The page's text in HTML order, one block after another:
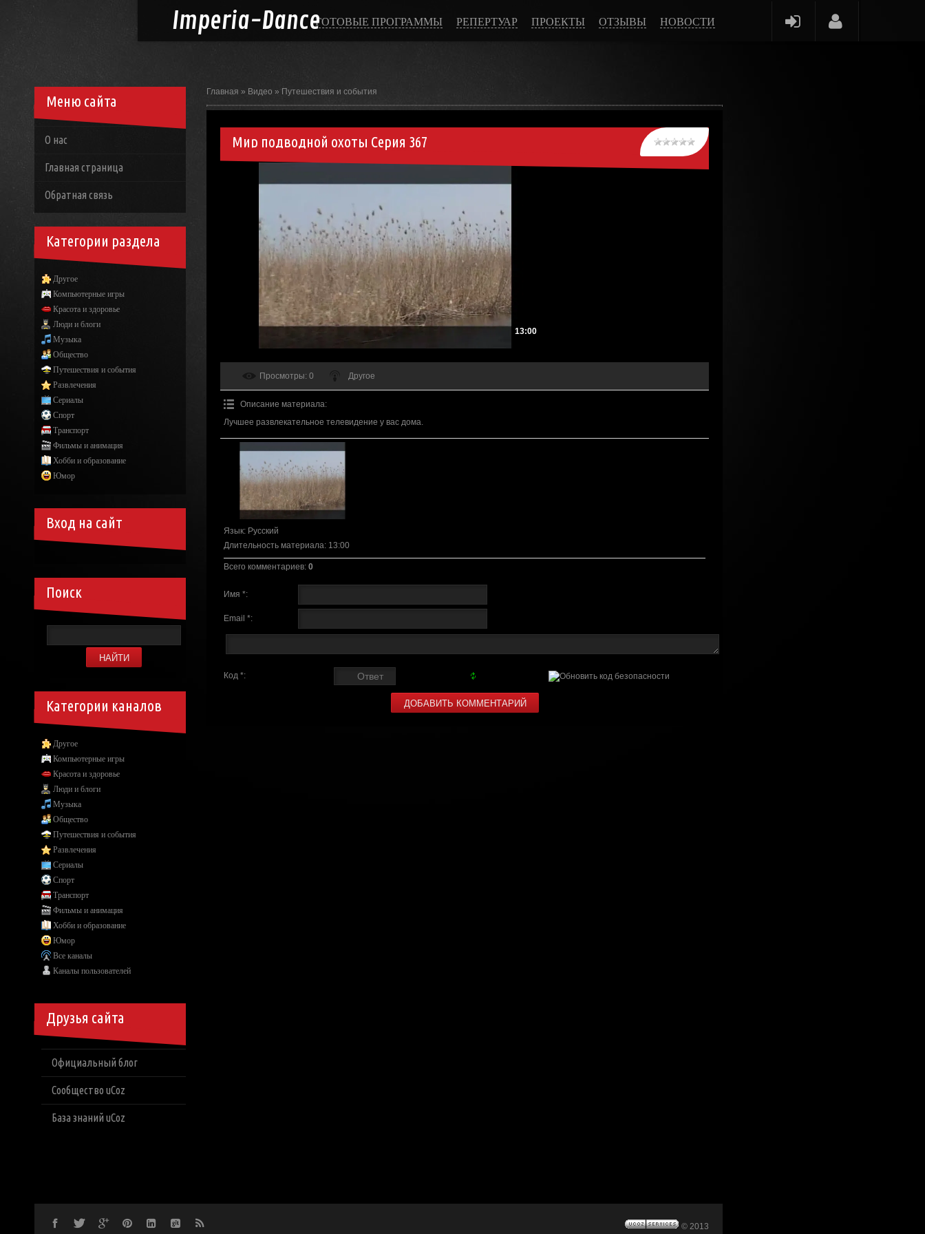
Imperia-DanceГОТОВЫЕ ПРОГРАММЫ РЕПЕРТУАР ПРОЕКТЫ ОТЗЫВЫ НОВОСТИ
Главная » Видео » Путешествия и события
Мир подводной охоты Серия 367
13:00
Просмотры: 0 Другое
Описание материала:
Лучшее развлекательное телевидение у вас дома.
Язык: Русский
Длительность материала: 13:00
Всего комментариев: 0
Имя *:
Email *:
Код *:
Меню сайта
О нас
Главная страница
Обратная связь
Категории раздела
Другое
Компьютерные игры
Красота и здоровье
Люди и блоги
Музыка
Общество
Путешествия и события
Развлечения
Сериалы
Спорт
Транспорт
Фильмы и анимация
Хобби и образование
Юмор
Вход на сайт
Поиск
Категории каналов
Другое
Компьютерные игры
Красота и здоровье
Люди и блоги
Музыка
Общество
Путешествия и события
Развлечения
Сериалы
Спорт
Транспорт
Фильмы и анимация
Хобби и образование
Юмор
Все каналы
Каналы пользователей
Друзья сайта
Официальный блог
Сообщество uCoz
База знаний uCoz
© 2013